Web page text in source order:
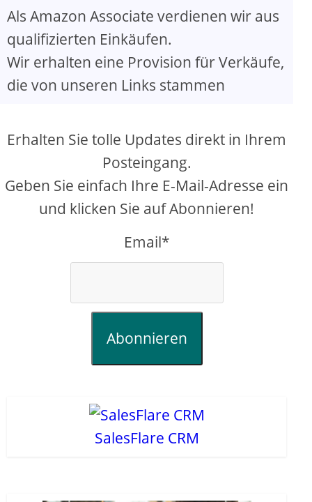
Als Amazon Associate verdienen wir aus
qualifizierten Einkäufen.
Wir erhalten eine Provision für Verkäufe,
die von unseren Links stammen
Erhalten Sie tolle Updates direkt in Ihrem
Posteingang.
Geben Sie einfach Ihre E-Mail-Adresse ein
und klicken Sie auf Abonnieren!
Email*
Abonnieren
SalesFlare CRM